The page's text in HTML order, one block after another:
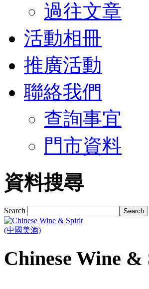
過往文章
活動相冊
推廣活動
聯絡我們
查詢事宜
門市資料
資料搜尋
Search
Chinese Wine